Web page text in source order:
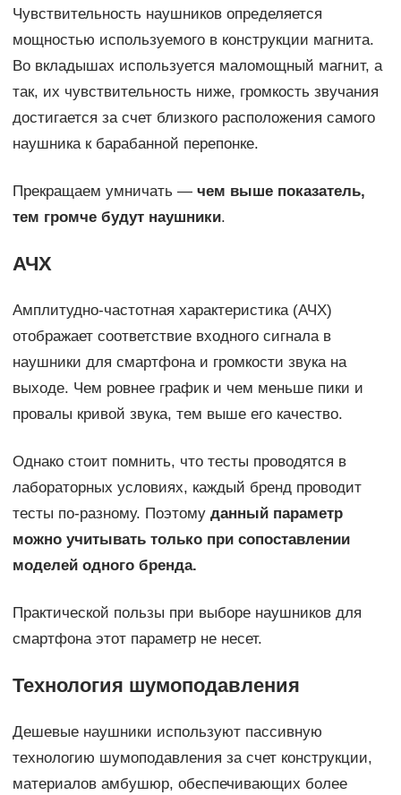
Чувствительность наушников определяется
мощностью используемого в конструкции магнита.
Во вкладышах используется маломощный магнит, а
так, их чувствительность ниже, громкость звучания
достигается за счет близкого расположения самого
наушника к барабанной перепонке.
Прекращаем умничать — чем выше показатель,
тем громче будут наушники.
АЧХ
Амплитудно-частотная характеристика (АЧХ)
отображает соответствие входного сигнала в
наушники для смартфона и громкости звука на
выходе. Чем ровнее график и чем меньше пики и
провалы кривой звука, тем выше его качество.
Однако стоит помнить, что тесты проводятся в
лабораторных условиях, каждый бренд проводит
тесты по-разному. Поэтому данный параметр
можно учитывать только при сопоставлении
моделей одного бренда.
Практической пользы при выборе наушников для
смартфона этот параметр не несет.
Технология шумоподавления
Дешевые наушники используют пассивную
технологию шумоподавления за счет конструкции,
материалов амбушюр, обеспечивающих более